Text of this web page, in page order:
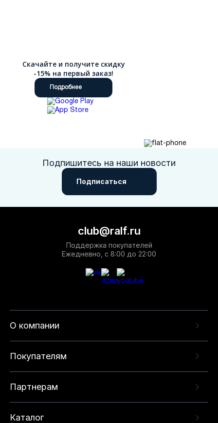
Скачайте и получите скидку
-15% на первый заказ!
Подробнее
Подпишитесь на наши новости
Подписаться
О компании
Покупателям
Партнерам
Каталог
club@ralf.ru
Поддержка покупателей
Ежедневно, с 8:00 до 22:00